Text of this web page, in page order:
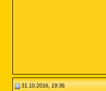
31.10.2016, 19:36